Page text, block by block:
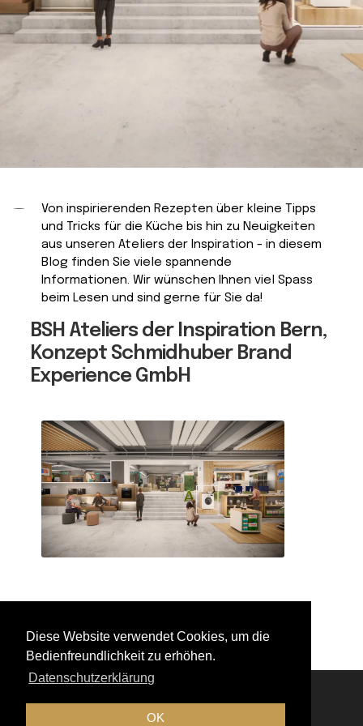
Diese Website verwendet Cookies, um die
Bedienfreundlichkeit zu erhöhen.
Datenschutzerklärung
OK
Von inspirierenden Rezepten über kleine Tipps
und Tricks für die Küche bis hin zu Neuigkeiten
aus unseren Ateliers der Inspiration - in diesem
Blog finden Sie viele spannende
Informationen. Wir wünschen Ihnen viel Spass
beim Lesen und sind gerne für Sie da!
BSH Ateliers der Inspiration Bern,
Konzept Schmidhuber Brand
Experience GmbH
Inspiration Bern